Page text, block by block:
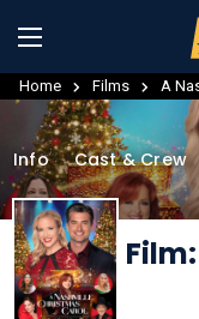
Home Films A
Info Cast & Crew